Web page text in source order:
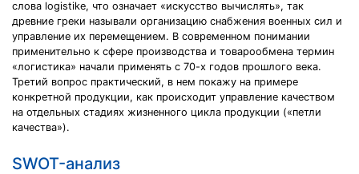
слова logistike, что означает «искусство вычислять», так
древние греки называли организацию снабжения военных сил и
управление их перемещением. В современном понимании
применительно к сфере производства и товарообмена термин
«логистика» начали применять с 70-х годов прошлого века.
Третий вопрос практический, в нем покажу на примере
конкретной продукции, как происходит управление качеством
на отдельных стадиях жизненного цикла продукции («петли
качества»).
SWOT-анализ